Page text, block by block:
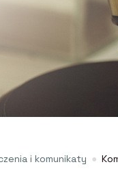
i komunikaty